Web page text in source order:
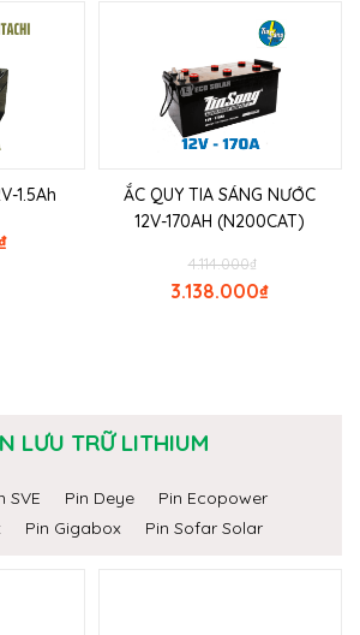
1.5Ah
ẮC QUY TIA SÁNG NƯỚC
12V-170AH (N200CAT)
₫
4.114.000
₫
3.138.000
LƯU TRỮ LITHIUM
SVE Pin Deye
Pin Ecopower
Pin Gigabox Pin Sofar Solar